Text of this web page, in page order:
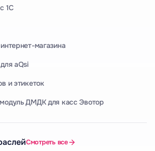
1С
магазина
aQsi
и этикеток
ДМДК для касс Эвотор
Смотреть все